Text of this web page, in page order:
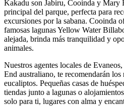
Kakadu son Jabiru, Cooinda y Mary
principal del parque, perfecta para
excursiones por la sabana. Cooinda
famosas lagunas Yellow Water
alejada, brinda más tranquilidad y
animales.
Nuestros agentes locales de
End australiano, te recomendarán
eucaliptos. Pequeñas casas de
tiendas junto a lagunas o
solo para ti, lugares con alma y